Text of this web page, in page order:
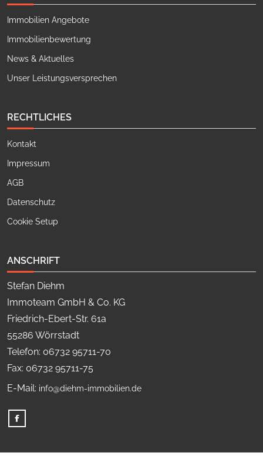
Immobilien Angebote
Immobilienbewertung
News & Aktuelles
Unser Leistungsversprechen
RECHTLICHES
Kontakt
Impressum
AGB
Datenschutz
Cookie Setup
ANSCHRIFT
Stefan Diehm
Immoteam GmbH & Co. KG
Friedrich-Ebert-Str. 61a
55286 Wörrstadt
Telefon: 06732 95711-70
Fax: 06732 95711-75
E-Mail: info@diehm-immobilien.de